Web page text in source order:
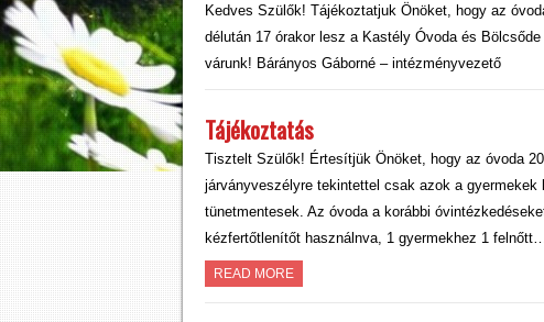
Kedves Szülők! Tájékoztatjuk Önöket, hogy az
délután 17 órakor lesz a Kastély Óvoda és
várunk! Bárányos Gáborné – intézményvezető
Tájékoztatás
Tisztelt Szülők! Értesítjük Önöket, hogy az óvoda
járványveszélyre tekintettel csak azok a
tünetmentesek. Az óvoda a korábbi
kézfertőtlenítőt használnva, 1 gyermekhez 1
READ MORE